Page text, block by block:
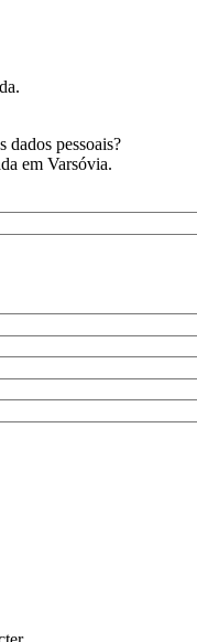
dados pessoais?
em Varsóvia.